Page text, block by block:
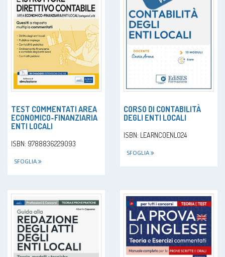
TEST COMMENTATI AREA
ECONOMICO-FINANZIARIA
ENTI LOCALI
ISBN: 9788836229093
SFOGLIA
CORSO DI CONTABILITÀ
DEGLI ENTI LOCALI
ISBN: LEARNCOENLO24
SFOGLIA